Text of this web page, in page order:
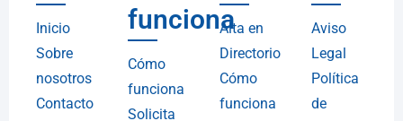
Inicio
Sobre
nosotros
Contacto
funciona
Cómo
funciona
Solicita
Alta en
Directorio
Cómo
funciona
Aviso
Legal
Política
de